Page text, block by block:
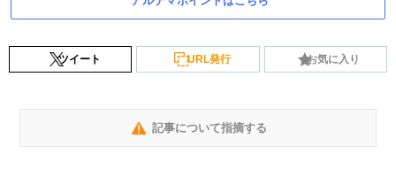
ツイート URL発行 お気に入り
記事について指摘する